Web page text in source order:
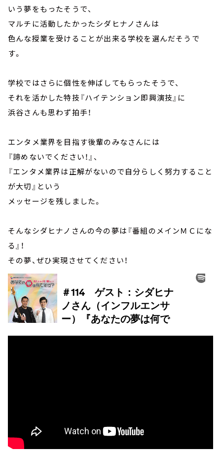
いう夢をもったそうで、
マルチに活動したかったシダヒナノさんは
色んな授業を受けることが出来る学校を選んだそうで
す。
学校ではさらに個性を伸ばしてもらったそうで、
それを活かした特技『ハイテンション即興演技』に
浜谷さんも思わず拍手！
エンタメ業界を目指す後輩のみなさんには
『諦めないでください！』、
『エンタメ業界は正解がないので自分らしく努力すること
が大切』という
メッセージを残しました。
そんなシダヒナノさんの今の夢は『番組のメインＭＣにな
る』！
その夢、ぜひ実現させてください！